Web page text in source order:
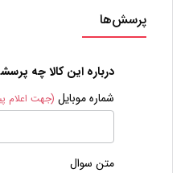
پرسش‌ها
درباره این کالا چه
شماره موبایل (جهت اعلام
متن سوال